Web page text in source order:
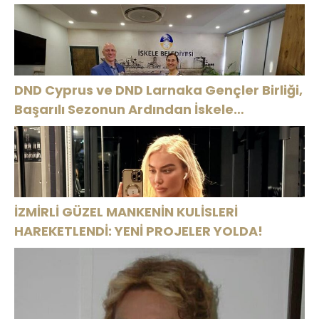
DND Cyprus ve DND Larnaka Gençler Birliği,
Başarılı Sezonun Ardından İskele
Belediyesi’nde Bir Araya Geldi
İZMİRLİ GÜZEL MANKENİN KULİSLERİ
HAREKETLENDİ: YENİ PROJELER YOLDA!